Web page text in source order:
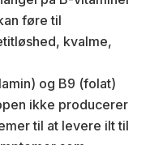
føre til
kvalme,
og B9 (folat)
ikke producerer
til at levere ilt til